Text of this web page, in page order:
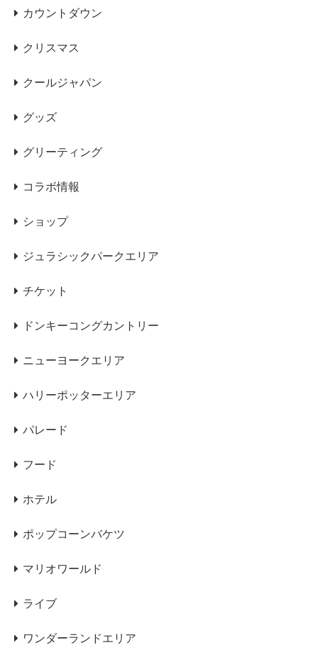
カウントダウン
クリスマス
クールジャパン
グッズ
グリーティング
コラボ情報
ショップ
ジュラシックパークエリア
チケット
ドンキーコングカントリー
ニューヨークエリア
ハリーポッターエリア
パレード
フード
ホテル
ポップコーンバケツ
マリオワールド
ライブ
ワンダーランドエリア